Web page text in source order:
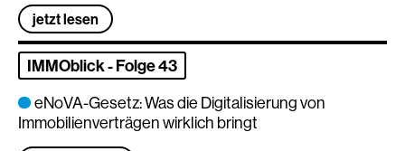
jetzt lesen
eNoVA-Gesetz: Was die Digitalisierung von
Immobilienverträgen wirklich bringt
IMMOblick - Folge 43